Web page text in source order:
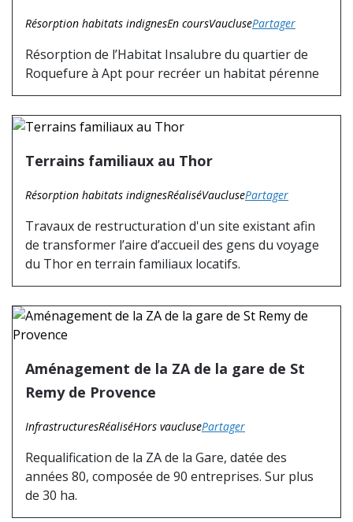
Résorption habitats indignesEn coursVauclusePartager
Résorption de l’Habitat Insalubre du quartier de
Roquefure à Apt pour recréer un habitat pérenne
Terrains familiaux au Thor
Résorption habitats indignesRéaliséVauclusePartager
Travaux de restructuration d'un site existant afin
de transformer l’aire d’accueil des gens du voyage
du Thor en terrain familiaux locatifs.
Aménagement de la ZA de la gare de St
Remy de Provence
InfrastructuresRéaliséHors vauclusePartager
Requalification de la ZA de la Gare, datée des
années 80, composée de 90 entreprises. Sur plus
de 30 ha.